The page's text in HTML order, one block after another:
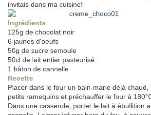
invitais dans ma cuisine!
Ingrédients
125g de chocolat noir
6 jaunes d'oeufs
50g de sucre semoule
50cl de lait entier pasteurisé
1 bâton de cannelle
Recette
Placer dans le four un bain-marie déjà chaud,
petits ramequins et préchauffer le four à
Dans une casserole, porter le lait à ébullition